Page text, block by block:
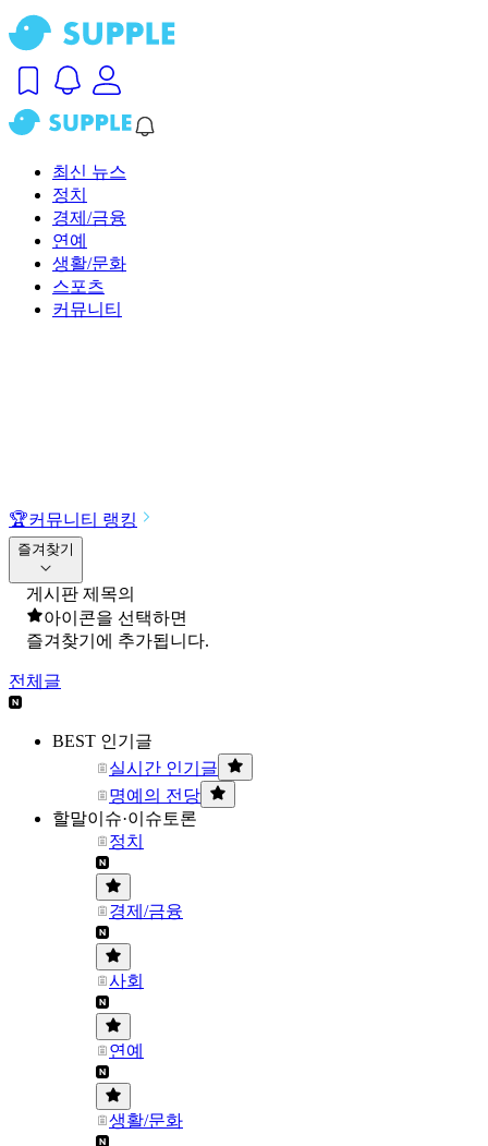
최신 뉴스
정치
경제/금융
연예
생활/문화
스포츠
커뮤니티
🏆커뮤니티 랭킹
즐겨찾기
게시판 제목의
아이콘을 선택하면
즐겨찾기에 추가됩니다.
전체글
BEST 인기글
실시간 인기글
명예의 전당
할말이슈·이슈토론
정치
경제/금융
사회
연예
생활/문화